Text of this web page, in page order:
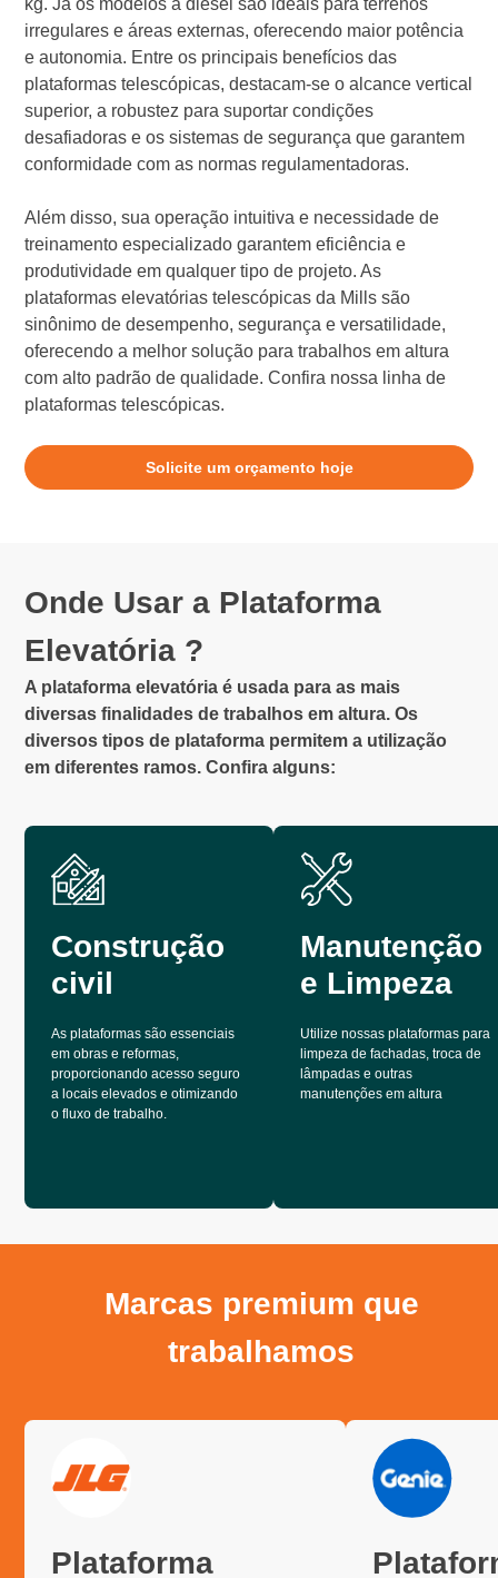
kg. Já os modelos a diesel são ideais para terrenos
irregulares e áreas externas, oferecendo maior potência
e autonomia. Entre os principais benefícios das
plataformas telescópicas, destacam-se o alcance vertical
superior, a robustez para suportar condições
desafiadoras e os sistemas de segurança que garantem
conformidade com as normas regulamentadoras.
Além disso, sua operação intuitiva e necessidade de
treinamento especializado garantem eficiência e
produtividade em qualquer tipo de projeto. As
plataformas elevatórias telescópicas da Mills são
sinônimo de desempenho, segurança e versatilidade,
oferecendo a melhor solução para trabalhos em altura
com alto padrão de qualidade. Confira nossa linha de
plataformas telescópicas.
Solicite um orçamento hoje
Onde Usar a Plataforma
Elevatória ?
A plataforma elevatória é usada para as mais
diversas finalidades de trabalhos em altura. Os
diversos tipos de plataforma permitem a utilização
em diferentes ramos. Confira alguns:
Construção
civil
As plataformas são essenciais
em obras e reformas,
proporcionando acesso seguro
a locais elevados e otimizando
o fluxo de trabalho.
Manutenção
e Limpeza
Utilize nossas plataformas para
limpeza de fachadas, troca de
lâmpadas e outras
manutenções em altura
Marcas premium que
trabalhamos
Plataforma